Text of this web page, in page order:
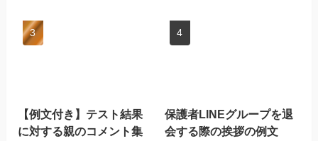
【例文付き】テスト結果
に対する親のコメント集
保護者LINEグループを退
会する際の挨拶の例文